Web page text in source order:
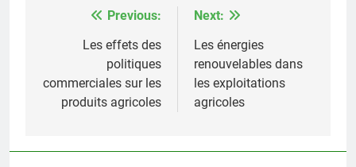
navigation
Previous:
Les effets des
politiques
commerciales sur les
produits agricoles
Next:
Les énergies
renouvelables dans
les exploitations
agricoles